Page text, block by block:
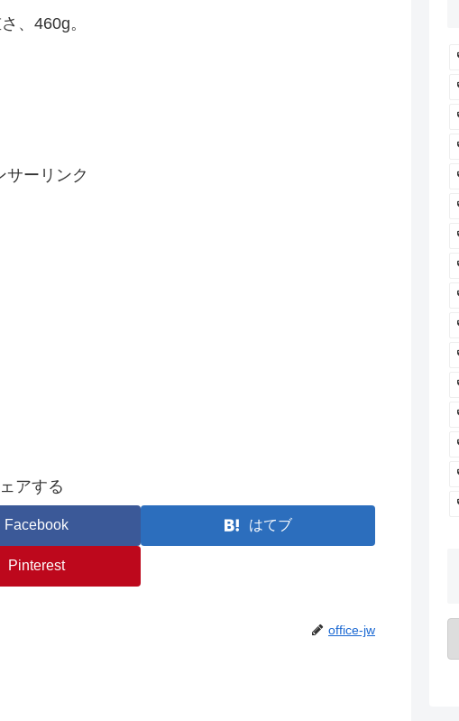
、460g。
サーリンク
アする
Facebook はてブ
Pinterest
office-jw